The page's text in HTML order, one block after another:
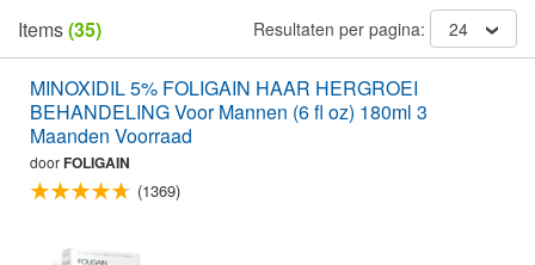
Items(35) Resultaten per pagina: 24
MINOXIDIL 5% FOLIGAIN HAAR HERGROEI
BEHANDELING Voor Mannen (6 fl oz) 180ml 3
Maanden Voorraad
doorFOLIGAIN
(1369)